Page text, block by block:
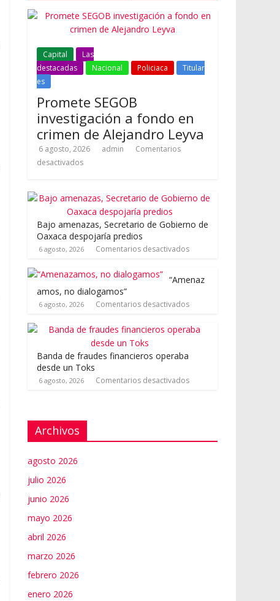
Capital
Las
destacadas
Nacional Policiaca
Titular
es
Promete SEGOB
investigación a fondo en
crimen de Alejandro Leyva
6 agosto, 2026 admin
Comentarios
desactivados
Bajo amenazas, Secretario de Gobierno de
Oaxaca despojaría predios
6 agosto, 2026 Comentarios desactivados
“Amenaz
amos, no dialogamos”
6 agosto, 2026 Comentarios desactivados
Banda de fraudes financieros operaba
desde un Toks
6 agosto, 2026 Comentarios desactivados
Archivos
agosto 2026
julio 2026
junio 2026
mayo 2026
abril 2026
marzo 2026
febrero 2026
enero 2026